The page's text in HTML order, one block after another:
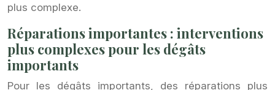
plus complexe.
Réparations importantes : interventions
plus complexes pour les dégâts
importants
Pour les dégâts importants, des réparations plus